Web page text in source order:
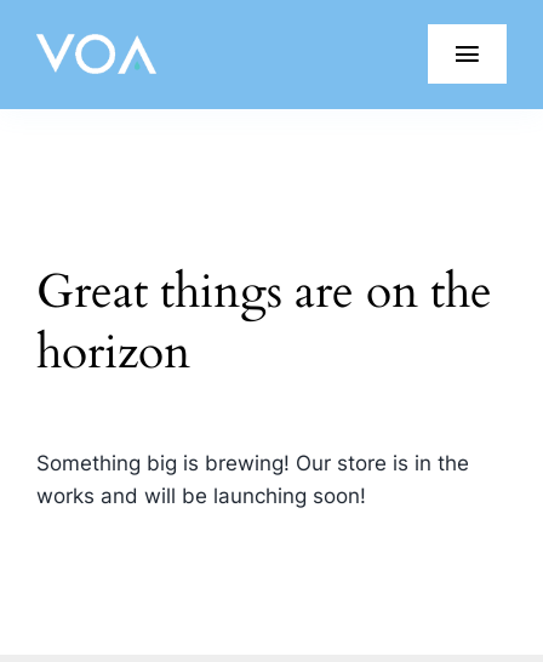
content
Blog
Testemunhos
Great things are on the
horizon
Something big is brewing! Our store is in the
works and will be launching soon!